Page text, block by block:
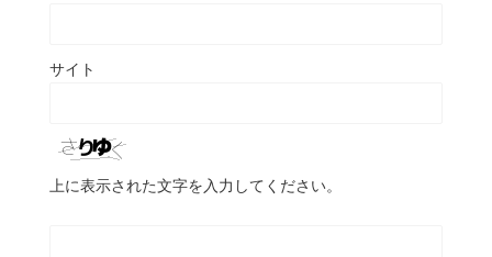
サイト
上に表示された文字を入力してください。